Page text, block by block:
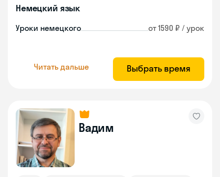
Немецкий язык
Уроки немецкого от 1590 ₽ / урок
Читать дальше Выбрать время
Вадим